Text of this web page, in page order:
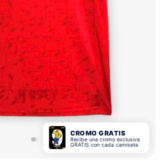
CROMO GRATIS
Recibe una cromo exclusiva
GRATIS con cada camiseta